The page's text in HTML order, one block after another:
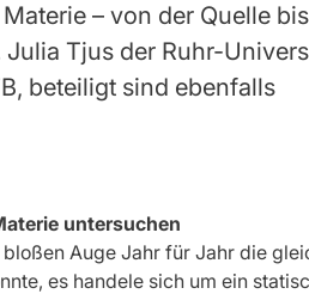
– von der Quelle
Julia Tjus der Ruhr-
beteiligt sind ebenfalls
untersuchen
Auge Jahr für Jahr die
es handele sich um ein